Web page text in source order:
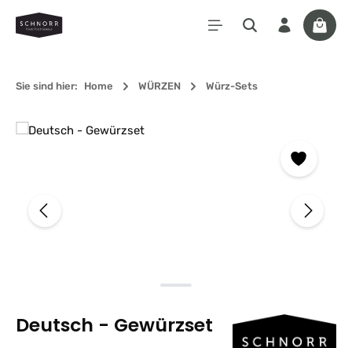
Zum Hauptinhalt springen
Sie sind hier: Home WÜRZEN Würz-Sets
Bildergalerie überspringen
Deutsch - Gewürzset